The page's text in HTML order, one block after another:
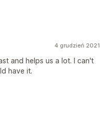
4 grudzień 2021
and helps us a lot. I can't
have it.